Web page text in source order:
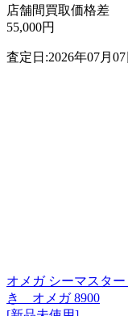
店舗間買取価格差
55,000円
査定日:2026年07月07
オメガ シーマスター
き オメガ 8900